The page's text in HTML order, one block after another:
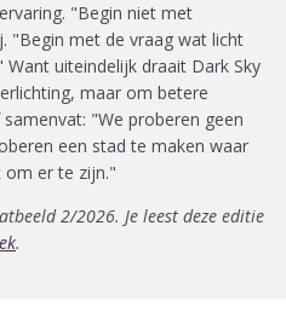
"Begin niet met
"Begin met de vraag wat licht
uiteindelijk draait Dark Sky
maar om betere
"We proberen geen
een stad te maken waar
om er te zijn."
2/2026. Je leest deze editie
.